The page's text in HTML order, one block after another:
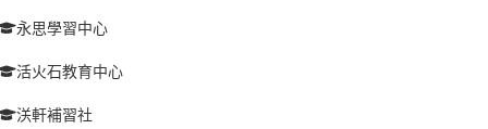
永思學習中心
活火石教育中心
浂軒補習社